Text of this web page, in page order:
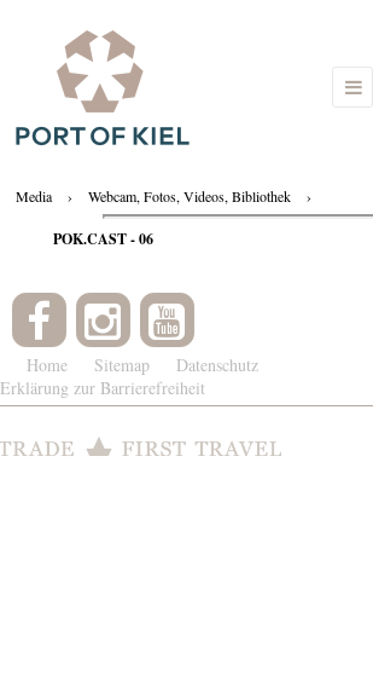
Media › Webcam, Fotos, Videos, Bibliothek ›
POK.CAST - 06
Home Sitemap
Datenschutz
Erklärung zur Barrierefreiheit